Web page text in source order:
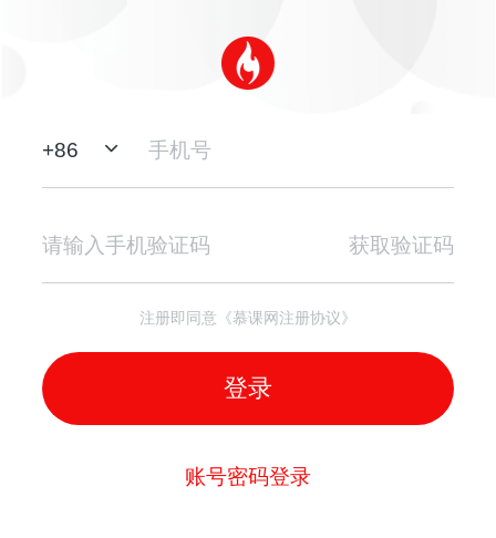
+86
获取验证码
注册即同意《慕课网注册协议》
登录
账号密码登录